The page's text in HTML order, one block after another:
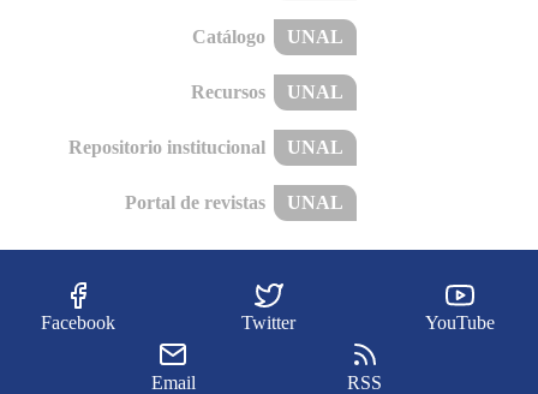
Catálogo UNAL
Recursos UNAL
Repositorio institucional UNAL
Portal de revistas UNAL
Facebook Twitter YouTube
Email RSS